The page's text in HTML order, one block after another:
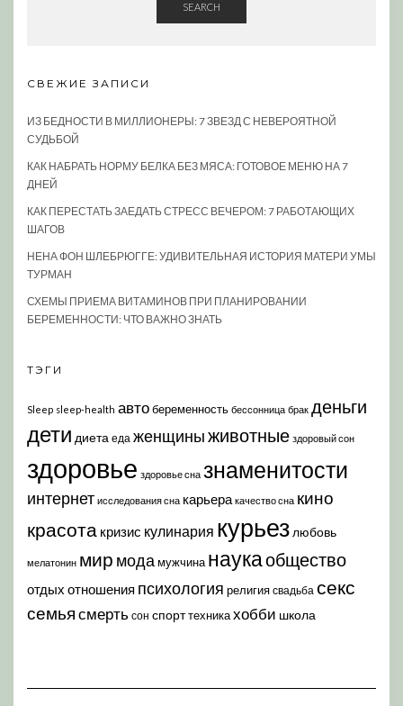
SEARCH
СВЕЖИЕ ЗАПИСИ
ИЗ БЕДНОСТИ В МИЛЛИОНЕРЫ: 7 ЗВЕЗД С НЕВЕРОЯТНОЙ
СУДЬБОЙ
КАК НАБРАТЬ НОРМУ БЕЛКА БЕЗ МЯСА: ГОТОВОЕ МЕНЮ НА 7
ДНЕЙ
КАК ПЕРЕСТАТЬ ЗАЕДАТЬ СТРЕСС ВЕЧЕРОМ: 7 РАБОТАЮЩИХ
ШАГОВ
НЕНА ФОН ШЛЕБРЮГГЕ: УДИВИТЕЛЬНАЯ ИСТОРИЯ МАТЕРИ УМЫ
ТУРМАН
СХЕМЫ ПРИЕМА ВИТАМИНОВ ПРИ ПЛАНИРОВАНИИ
БЕРЕМЕННОСТИ: ЧТО ВАЖНО ЗНАТЬ
ТЭГИ
Sleep sleep-health автобеременность бессонница брак деньги
дети диета еда женщиныживотные здоровый сон
здоровье здоровье сна знаменитости
интернет исследования сна карьера качество сна кино
красота кризис кулинария курьез любовь
мелатонин мир модамужчина наукаобщество
отдых отношения психология религия свадьба секс
семья смерть сон спорттехникахобби школа